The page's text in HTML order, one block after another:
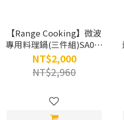
【Range Cooking】微波
專用料理鍋(三件組)SA036
+ 微波專用多功能料理盒
SA035
NT$2,000
NT$2,960